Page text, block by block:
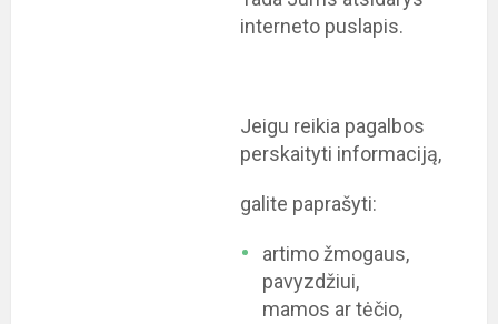
interneto puslapis.
Jeigu reikia pagalbos
perskaityti informaciją,
galite paprašyti:
artimo žmogaus,
pavyzdžiui,
mamos ar tėčio,